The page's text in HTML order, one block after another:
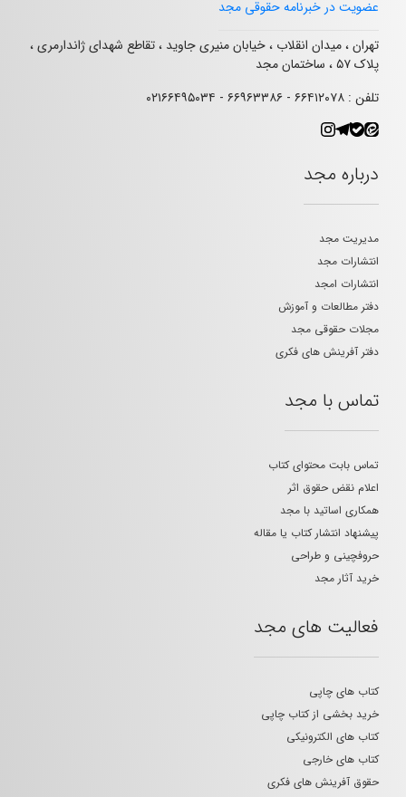
عضویت در خبرنامه حقوقی مجد
تهران ، میدان انقلاب ، خیابان منیری جاوید ، تقاطع شهدای ژاندارمری ،
پلاک ۵۷ ، ساختمان مجد
تلفن : ۶۶۴۱۲۰۷۸ - ۶۶۹۶۳۳۸۶ - ۰۲۱۶۶۴۹۵۰۳۴
درباره مجد
مدیریت مجد
انتشارات مجد
انتشارات امجد
دفتر مطالعات و آموزش
مجلات حقوقی مجد
دفتر آفرینش های فکری
تماس با مجد
تماس بابت محتوای کتاب
اعلام نقض حقوق اثر
همکاری اساتید با مجد
پیشنهاد انتشار کتاب یا مقاله
حروفچینی و طراحی
خرید آثار مجد
فعالیت های مجد
کتاب های چاپی
خرید بخشی از کتاب چاپی
کتاب های الکترونیکی
کتاب های خارجی
حقوق آفرینش های فکری